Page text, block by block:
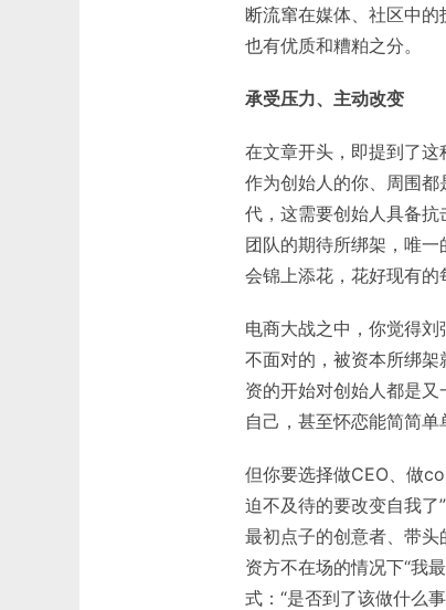
断流窜在媒体、社区中
也有优质和糟粕之分。
承受压力、主动改变
在文章开头，即提到了这
作为创始人的你、周围都
代，这需要创始人具备
团队的期待所绑架，唯
会锦上添花，花好现有的
电商大战之中，你觉得
不面对的，被资本所绑
资的开始对创始人都是
自己，甚至怀恋能简简单
但你要选择做CEO、做
迫不及待的要改变自我
最初点子的创意者、带
资方不在场的情况下“我
式：“是否到了该做什么